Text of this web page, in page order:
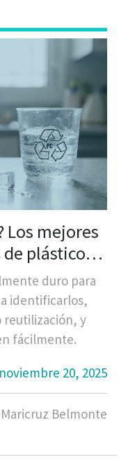
Los mejores
plástico
duro para
a identificarlos,
reutilización, y
fácilmente.
noviembre 20, 2025
Belmonte